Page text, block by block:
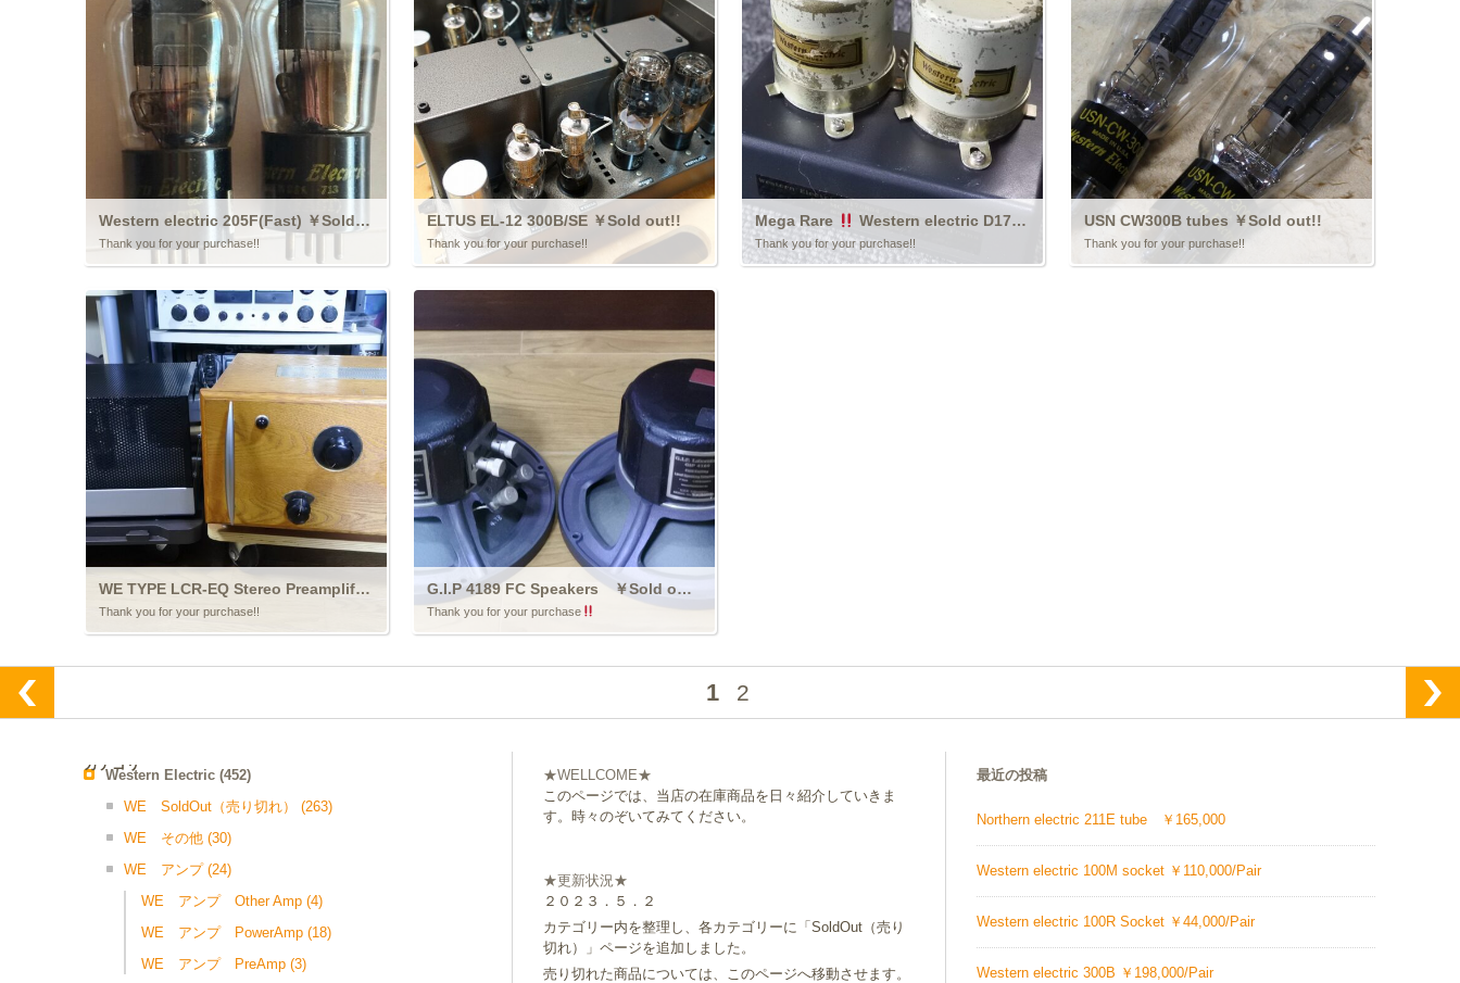
Western electric 205F(Fast) ￥Sold out!!
Thank you for your purchase!!
ELTUS EL-12 300B/SE ￥Sold out!!
Thank you for your purchase!!
Mega Rare Western electric D176894（WE618B）￥Sold out!!
Thank you for your purchase!!
USN CW300B tubes ￥Sold out!!
Thank you for your purchase!!
WE TYPE LCR-EQ Stereo Preamplifier ￥Sold out!!
Thank you for your purchase!!
G.I.P 4189 FC Speakers ￥Sold out
Thank you for your purchase
1 2
カテゴリー
Western Electric (452)
WE SoldOut（売り切れ） (263)
WE その他 (30)
WE アンプ (24)
WE アンプ Other Amp (4)
WE アンプ PowerAmp (18)
WE アンプ PreAmp (3)
★WELLCOME★
このページでは、当店の在庫商品を日々紹介していきま
す。時々のぞいてみてください。
★更新状況★
２０２３．５．２
カテゴリー内を整理し、各カテゴリーに「SoldOut（売り
切れ）」ページを追加しました。
売り切れた商品については、このページへ移動させます。
最近の投稿
Northern electric 211E tube ￥165,000
Western electric 100M socket ￥110,000/Pair
Western electric 100R Socket ￥44,000/Pair
Western electric 300B ￥198,000/Pair